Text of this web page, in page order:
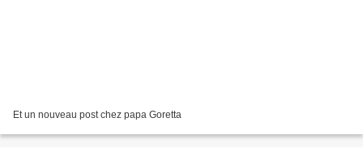
Et un nouveau post chez papa Goretta